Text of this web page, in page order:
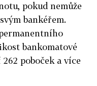
pokud nemůže
bankéřem.
bankomatové
poboček a více